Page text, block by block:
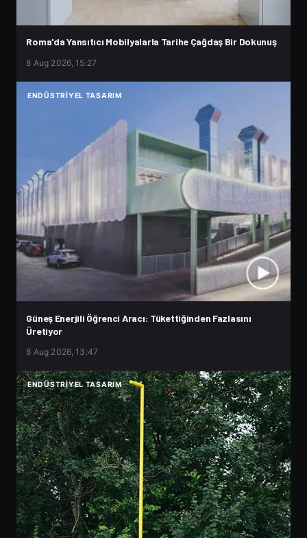
Roma'da Yansıtıcı Mobilyalarla Tarihe Çağdaş Bir Dokunuş
8 Aug 2026, 15:27
ENDÜSTRIYEL TASARIM
Güneş Enerjili Öğrenci Aracı: Tükettiğinden Fazlasını
Üretiyor
8 Aug 2026, 13:47
ENDÜSTRIYEL TASARIM